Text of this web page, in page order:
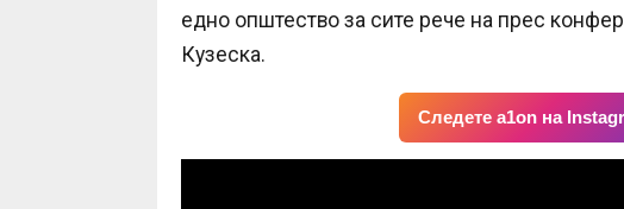
едно општество за сите рече на прес
Кузеска.
Следете a1on на